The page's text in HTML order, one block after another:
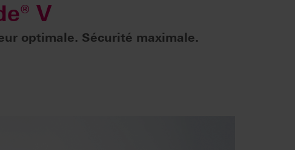
V
optimale. Sécurité maximale.